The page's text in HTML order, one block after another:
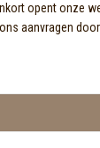
opent onze
aanvragen door